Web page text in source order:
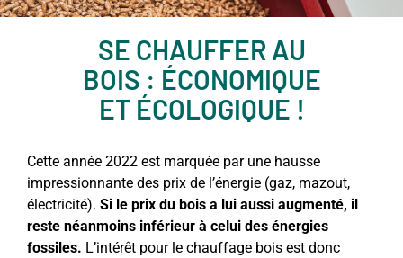
SE CHAUFFER AU
BOIS : ÉCONOMIQUE
ET ÉCOLOGIQUE !
Cette année 2022 est marquée par une hausse
impressionnante des prix de l’énergie (gaz, mazout,
électricité). Si le prix du bois a lui aussi augmenté, il
reste néanmoins inférieur à celui des énergies
fossiles. L’intérêt pour le chauffage bois est donc